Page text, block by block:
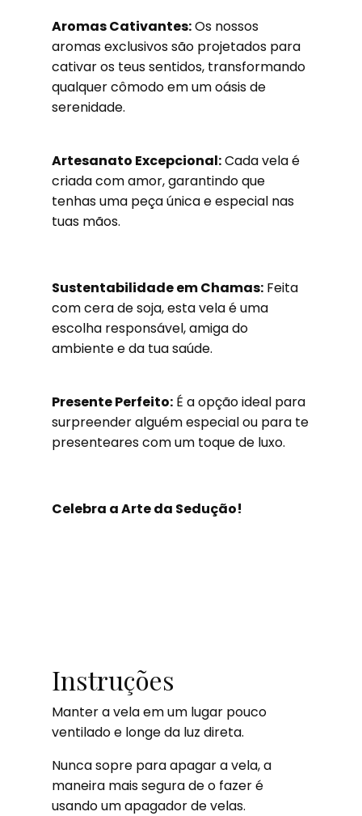
Aromas Cativantes:Os nossos
aromas exclusivos são projetados para
cativar os teus sentidos, transformando
qualquer cômodo em um oásis de
serenidade.
Artesanato Excepcional:Cada vela é
criada com amor, garantindo que
tenhas uma peça única e especial nas
tuas mãos.
Sustentabilidade em Chamas: Feita
com cera de soja, esta vela é uma
escolha responsável, amiga do
ambiente e da tua saúde.
Presente Perfeito: É a opção ideal para
surpreender alguém especial ou para te
presenteares com um toque de luxo.
Celebra a Arte da Sedução!
Instruções
Manter a vela em um lugar pouco
ventilado e longe da luz direta.
Nunca sopre para apagar a vela, a
maneira mais segura de o fazer é
usando um apagador de velas.